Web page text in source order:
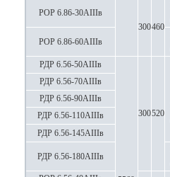
РОР 6.86-30АIIIв
300460
РОР 6.86-60АIIIв
РДР 6.56-50АIIIв
300520
РДР 6.56-70АIIIв
РДР 6.56-90АIIIв
РДР 6.56-110АIIIв
РДР 6.56-145АIIIв
РДР 6.56-180АIIIв